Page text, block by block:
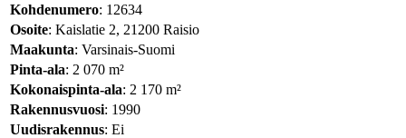
Kohdenumero: 12634
Osoite: Kaislatie 2, 21200 Raisio
Maakunta: Varsinais-Suomi
Pinta-ala: 2 070 m²
Kokonaispinta-ala: 2 170 m²
Rakennusvuosi: 1990
Uudisrakennus: Ei